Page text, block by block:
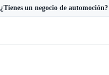
¿Tienes un negocio de automoción?